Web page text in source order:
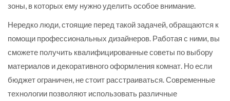
зоны, в которых ему нужно уделить особое внимание.
Нередко люди, стоящие перед такой задачей, обращаются к
помощи профессиональных дизайнеров. Работая с ними, вы
сможете получить квалифицированные советы по выбору
материалов и декоративного оформления комнат. Но если
бюджет ограничен, не стоит расстраиваться. Современные
технологии позволяют использовать различные